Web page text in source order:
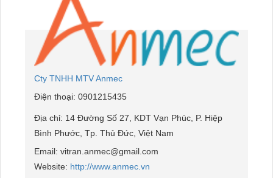
Cty TNHH MTV Anmec
Điện thoại: 0901215435
Địa chỉ: 14 Đường Số 27, KDT Vạn Phúc, P. Hiệp
Bình Phước, Tp. Thủ Đức, Việt Nam
Email: vitran.anmec@gmail.com
Website: http://www.anmec.vn